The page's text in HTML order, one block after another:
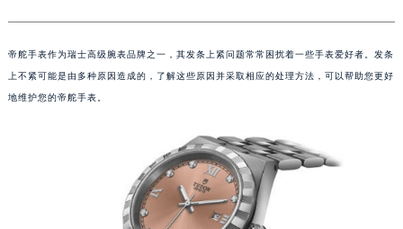
帝舵手表作为瑞士高级腕表品牌之一，其发条上紧问题常常困扰着一些手表爱好者。发条
上不紧可能是由多种原因造成的，了解这些原因并采取相应的处理方法，可以帮助您更好
地维护您的帝舵手表。